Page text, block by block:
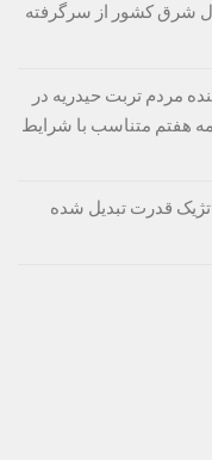
شرق کشور از سرگرفته
مردم تربت حیدریه در
: بودجه ۱۴۰۵ و برنامه هفتم متناسب با شرایط
قدرت تبدیل شده